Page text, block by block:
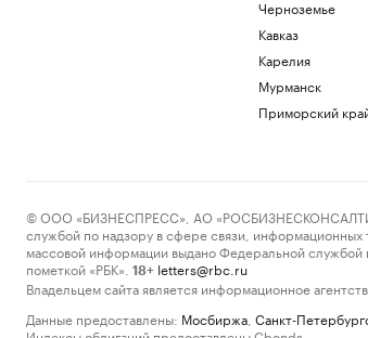
Черноземье
Кавказ
Карелия
Мурманск
Приморский
© ООО «БИЗНЕСПРЕСС», АО
службой по надзору в сфере связи,
массовой информации выдано Федеральной
пометкой «РБК».
18+ letters@rbc.ru
Владельцем сайта является информационное
Данные предоставлены: Мосбиржа Санкт-